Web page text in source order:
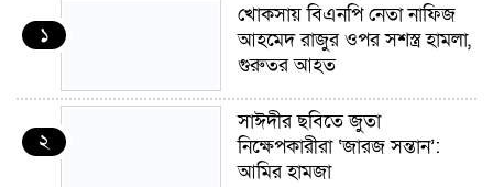
১
খোকসায় বিএনপি নেতা নাফিজ
আহমেদ রাজুর ওপর সশস্ত্র হামলা,
গুরুতর আহত
২
সাঈদীর ছবিতে জুতা
নিক্ষেপকারীরা ‘জারজ সন্তান’:
আমির হামজা